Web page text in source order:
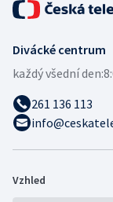
Divácké centrum
každý všední den:
261 136 113
Vzhled